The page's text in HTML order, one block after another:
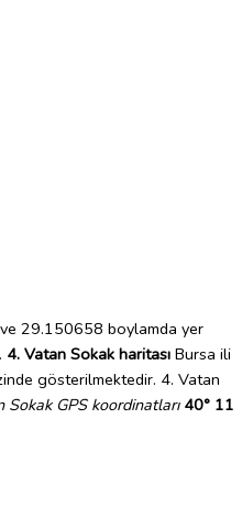
29.150658 boylamda yer
4. Vatan Sokak haritası Bursa ili
gösterilmektedir. 4. Vatan
Sokak GPS koordinatları 40° 11